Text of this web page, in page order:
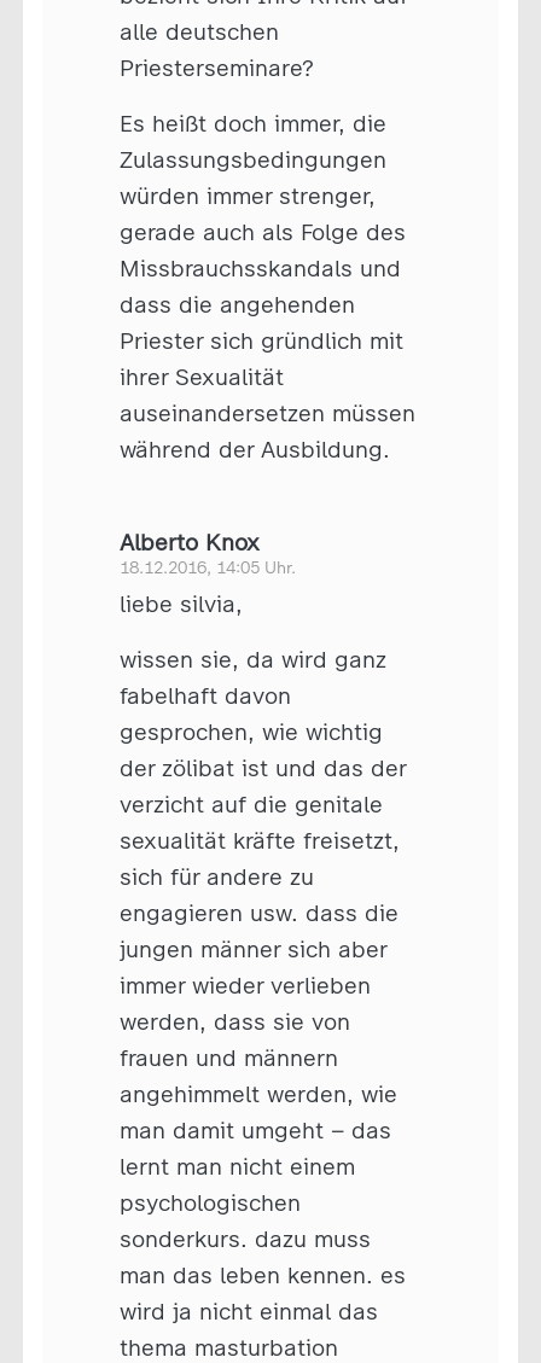
alle deutschen
Priesterseminare?
Es heißt doch immer, die
Zulassungsbedingungen
würden immer strenger,
gerade auch als Folge des
Missbrauchsskandals und
dass die angehenden
Priester sich gründlich mit
ihrer Sexualität
auseinandersetzen müssen
während der Ausbildung.
Alberto Knox
18.12.2016, 14:05 Uhr.
liebe silvia,
wissen sie, da wird ganz
fabelhaft davon
gesprochen, wie wichtig
der zölibat ist und das der
verzicht auf die genitale
sexualität kräfte freisetzt,
sich für andere zu
engagieren usw. dass die
jungen männer sich aber
immer wieder verlieben
werden, dass sie von
frauen und männern
angehimmelt werden, wie
man damit umgeht – das
lernt man nicht einem
psychologischen
sonderkurs. dazu muss
man das leben kennen. es
wird ja nicht einmal das
thema masturbation